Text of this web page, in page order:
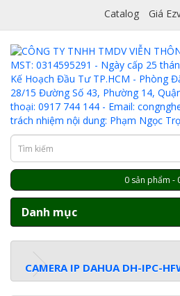
Catalog Giá
0 sản phẩm -
Danh mục
CAMERA IP DAHUA DH-IPC-